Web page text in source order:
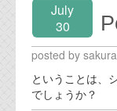
July
30
posted by
ということは、
でしょうか？